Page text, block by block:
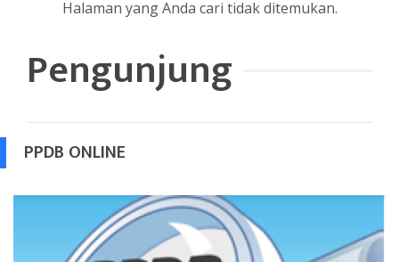
Halaman yang Anda cari tidak ditemukan.
Pengunjung
PPDB ONLINE